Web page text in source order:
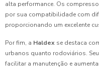
alta performance. Os
por sua compatibilidade com
proporcionando um excelente
Por fim, a Haldex se destaca
urbanos quanto rodoviários.
facilitar a manutenção e